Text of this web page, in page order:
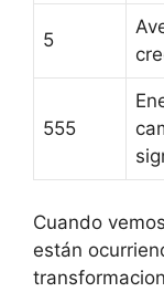
5
555
Cuando
están